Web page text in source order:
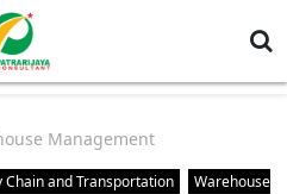
Management
Chain and Transportation
Warehouse